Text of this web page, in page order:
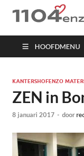
1104
HOOFDMENU
KANTERSHOFENZO
ZEN in
8 januari 2017 - door